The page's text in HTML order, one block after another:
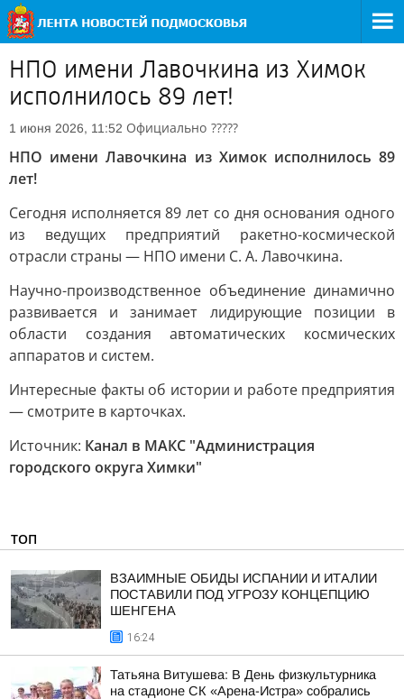
НПО имени Лавочкина из Химок
исполнилось 89 лет!
1 июня 2026, 11:52 Официально ?????
НПО имени Лавочкина из Химок исполнилось 89
лет!
Сегодня исполняется 89 лет со дня основания одного
из ведущих предприятий ракетно-космической
отрасли страны — НПО имени С. А. Лавочкина.
Научно-производственное объединение динамично
развивается и занимает лидирующие позиции в
области создания автоматических космических
аппаратов и систем.
Интересные факты об истории и работе предприятия
— смотрите в карточках.
Источник: Канал в МАКС "Администрация
городского округа Химки"
ТОП
ВЗАИМНЫЕ ОБИДЫ ИСПАНИИ И ИТАЛИИ
ПОСТАВИЛИ ПОД УГРОЗУ КОНЦЕПЦИЮ
ШЕНГЕНА
16:24
Татьяна Витушева: В День физкультурника
на стадионе СК «Арена-Истра» собрались